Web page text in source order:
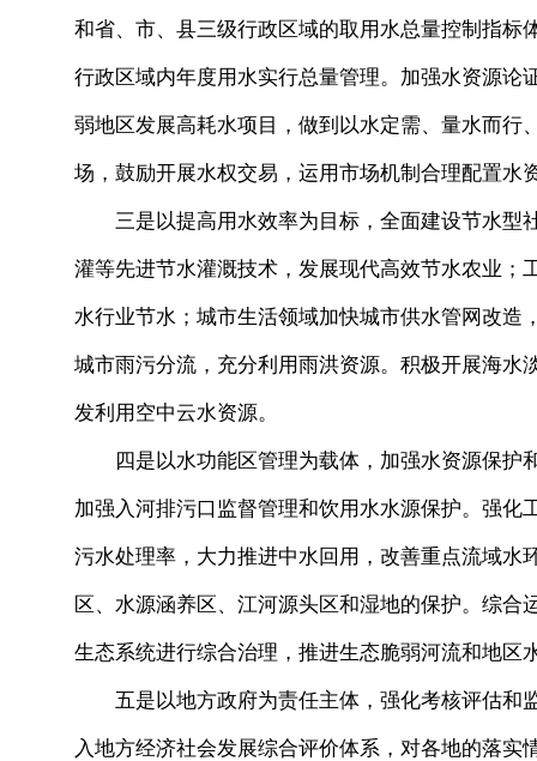
和省、市、县三级行政区域的取用水总量控制指
行政区域内年度用水实行总量管理。加强水资源
弱地区发展高耗水项目，做到以水定需、量水而
场，鼓励开展水权交易，运用市场机制合理配置水
三是以提高用水效率为目标，全面建设节水型
灌等先进节水灌溉技术，发展现代高效节水农业
水行业节水；城市生活领域加快城市供水管网改
城市雨污分流，充分利用雨洪资源。积极开展海
发利用空中云水资源。
四是以水功能区管理为载体，加强水资源保护
加强入河排污口监督管理和饮用水水源保护。强
污水处理率，大力推进中水回用，改善重点流域
区、水源涵养区、江河源头区和湿地的保护。综
生态系统进行综合治理，推进生态脆弱河流和地区
五是以地方政府为责任主体，强化考核评估和
入地方经济社会发展综合评价体系，对各地的落